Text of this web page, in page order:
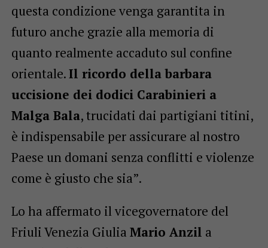
questa condizione venga garantita in
futuro anche grazie alla memoria di
quanto realmente accaduto sul confine
orientale.Il ricordo della barbara
uccisione dei dodici Carabinieri a
Malga Bala, trucidati dai partigiani titini,
è indispensabile per assicurare al nostro
Paese un domani senza conflitti e violenze
come è giusto che sia”.
Lo ha affermato il vicegovernatore del
Friuli Venezia Giulia Mario Anzil a